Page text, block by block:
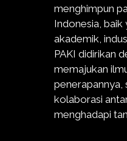
menghimpun
Indonesia, baik
akademik,
PAKI didirikan
memajukan
penerapannya,
kolaborasi
menghadapi